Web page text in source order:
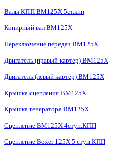
Валы КПП BM125X 5ст.кпп
Копирный вал BM125X
Переключение передач BM125X
Двигатель (правый картер) BM125X
Двигатель (левый картер) BM125X
Крышка сцепления BM125X
Крышка генератора BM125X
Сцепление BM125X 4ступ.КПП
Сцепление Boxer 125X 5 ступ.КПП